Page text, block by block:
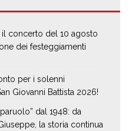
il concerto del 10 agosto
dei festeggiamenti
per i solenni
Giovanni Battista 2026!
dal 1948: da
la storia continua